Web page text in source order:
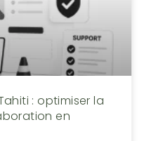
: optimiser la
en